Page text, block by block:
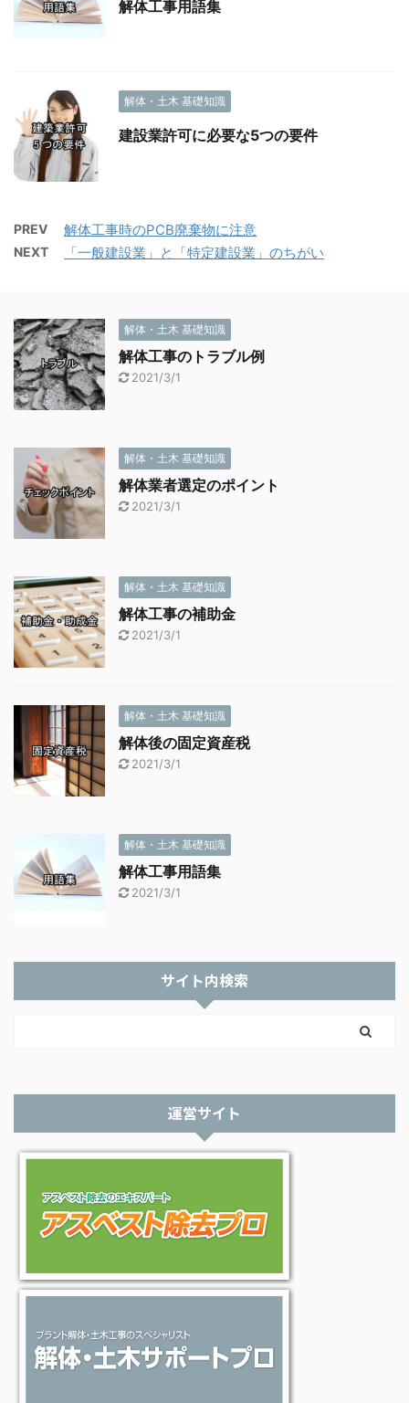
解体工事用語集
解体・土木 基礎知識
建設業許可に必要な5つの要件
PREV 解体工事時のPCB廃棄物に注意
NEXT 「一般建設業」と「特定建設業」のちがい
解体・土木 基礎知識
解体工事のトラブル例
2021/3/1
解体・土木 基礎知識
解体業者選定のポイント
2021/3/1
解体・土木 基礎知識
解体工事の補助金
2021/3/1
解体・土木 基礎知識
解体後の固定資産税
2021/3/1
解体・土木 基礎知識
解体工事用語集
2021/3/1
サイト内検索
運営サイト